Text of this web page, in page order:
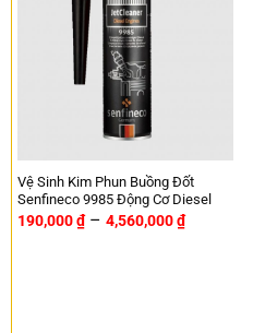
Vệ Sinh Kim Phun Buồng Đốt
Senfineco 9985 Động Cơ Diesel
190,000₫ – 4,560,000₫